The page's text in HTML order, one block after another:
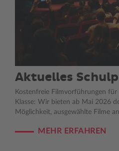
Aktuelles
Kostenfreie Filmvorführungen
Klasse: Wir bieten ab Mai 2026
Möglichkeit, ausgewählte Filme
MEHR ERFAHREN